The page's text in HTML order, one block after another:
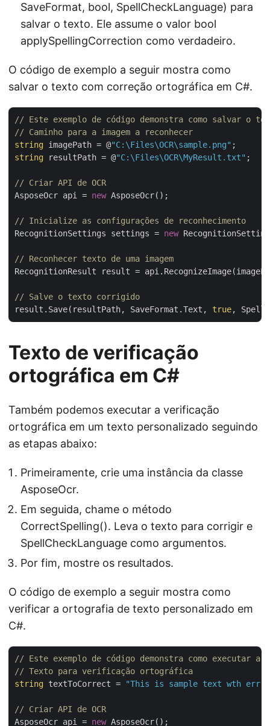
SaveFormat, bool, SpellCheckLanguage) para
salvar o texto. Ele assume o valor bool
applySpellingCorrection como verdadeiro.
O código de exemplo a seguir mostra como
salvar o texto com correção ortográfica em C#.
// Este exemplo de código demonstra como salvar o
// Caminho para a imagem a reconhecer
string imagePath = @"C:\Files\OCR\sample.png"
string resultPath = @"C:\Files\OCR\MyResult.txt" ;
// Criar API de OCR
AsposeOcr api = new AsposeOcr();
// Inicialize as configurações de reconhecimento
RecognitionSettings settings = new
// Reconhecer texto de uma imagem
RecognitionResult result =
// Salve o texto corrigido
result.Save(resultPath, SaveFormat.Text, true
Texto de verificação
ortográfica em C#
Também podemos executar a verificação
ortográfica em um texto personalizado seguindo
as etapas abaixo:
Primeiramente, crie uma instância da classe
AsposeOcr.
Em seguida, chame o método
CorrectSpelling(). Leva o texto para corrigir e
SpellCheckLanguage como argumentos.
Por fim, mostre os resultados.
O código de exemplo a seguir mostra como
verificar a ortografia de texto personalizado em
C#.
// Este exemplo de código demonstra como executar
// Texto para verificação ortográfica
string textToCorrect = "This is sample text wth
// Criar API de OCR
AsposeOcr api = new AsposeOcr();